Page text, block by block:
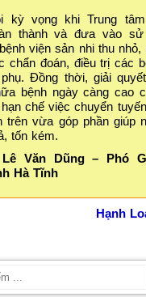
kỳ vọng khi Trung
thành và đưa vào
viện sản nhi thu nhỏ,
chẩn đoán, điều trị các
Đồng thời, giải
bệnh ngày càng cao
chế việc chuyển
trên vừa góp phần giúp
tốn kém.
Văn Dũng – Phó
Hà Tĩnh
Hạnh